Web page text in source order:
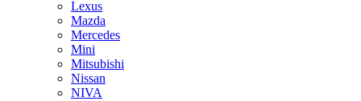
Lexus
Mazda
Mercedes
Mini
Mitsubishi
Nissan
NIVA